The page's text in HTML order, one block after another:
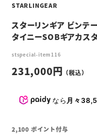
STARLINGEAR
スターリンギア ビンテ
タイニーSOBギアカス
stspecial-item116
231,000
なら 月々
2,100 ポイント付与